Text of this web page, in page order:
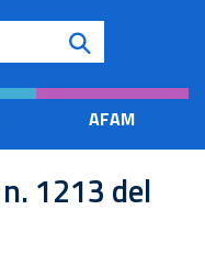
AFAM
1213 del